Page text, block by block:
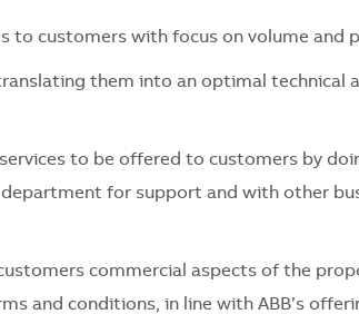
to customers with focus on volume and
them into an optimal technical
to be offered to customers by
for support and with other
commercial aspects of the
and conditions, in line with ABB’s